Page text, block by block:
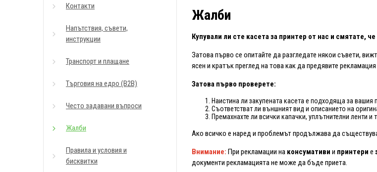
Контакти
Напътствия, съвети,
инструкции
Транспорт и плащане
Търговия на едро (B2B)
Често задавани въпроси
Жалби
Правила и условия и
бисквитки
Жалби
Купували ли сте касета за принтер от нас и смятате,
Затова първо се опитайте да разгледате някои съвети,
ясен и кратък преглед на това как да предявите
Затова първо проверете:
Наистина ли закупената касета е подходяща за вашия
Съответстват ли външният вид и описанието на
Премахнахте ли всички капачки, уплътнителни ленти и
Ако всичко е наред и проблемът продължава да
Внимание: При рекламации на консумативи и принтери е
документи рекламацията не може да бъде приета.